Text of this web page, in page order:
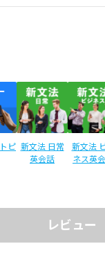
ピ 新文法 日常
英会話
新文法
ネス英
試 IELTSスピー スピーキ
レビュー